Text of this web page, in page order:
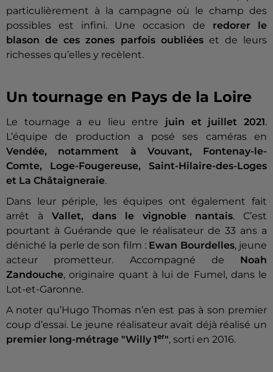
particulièrement à la campagne où le champ des
possibles est infini. Une occasion de redorer le
blason de ces zones parfois oubliéeset de leurs
richesses qu’elles y recèlent.
Un tournage en Pays de la Loire
Le tournage a eu lieu entre juin et juillet 2021.
L’équipe de production a posé ses caméras en
Vendée, notamment à Vouvant, Fontenay-le-
Comte, Loge-Fougereuse, Saint-Hilaire-des-Loges
et La Châtaigneraie.
Dans leur périple, les équipes ont également fait
arrêt à Vallet, dans le vignoble nantais. C’est
pourtant à Guérande que le réalisateur de 33 ans a
déniché la perle de son film : Ewan Bourdelles, jeune
acteur prometteur. Accompagné de Noah
Zandouche, originaire quant à lui de Fumel, dans le
Lot-et-Garonne.
A noter qu’Hugo Thomas n’en est pas à son premier
coup d’essai. Le jeune réalisateur avait déjà réalisé un
premier long-métrage "Willy 1er", sorti en 2016.